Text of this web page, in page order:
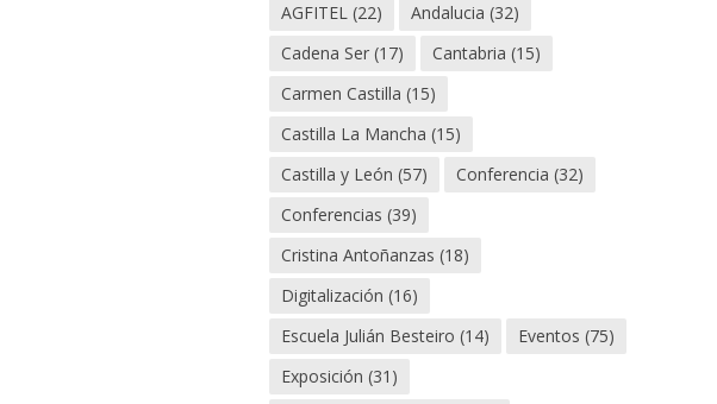
AGFITEL (22) Andalucia (32)
Cadena Ser (17) Cantabria (15)
Carmen Castilla (15)
Castilla La Mancha (15)
Castilla y León (57) Conferencia (32)
Conferencias (39)
Cristina Antoñanzas (18)
Digitalización (16)
Escuela Julián Besteiro (14) Eventos (75)
Exposición (31)